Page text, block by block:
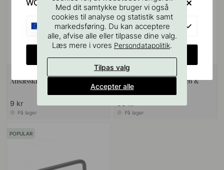
VÆGBESLAG
Ansatsskrue M4x50mm 1stk
9 kr
På lager
Boreskabelonen til Greb &
Knopper
55 kr
På lager
POPULAR
Med dit samtykke bruger vi også
cookies til analyse og statistik samt
markedsføring. Du kan acceptere
alle, afvise alle eller tilpasse dine valg.
Læs mere i vores Persondatapolitik.
Tilpas valg
Accepter alle
WOULD YOU RATHER VISIT?
EU